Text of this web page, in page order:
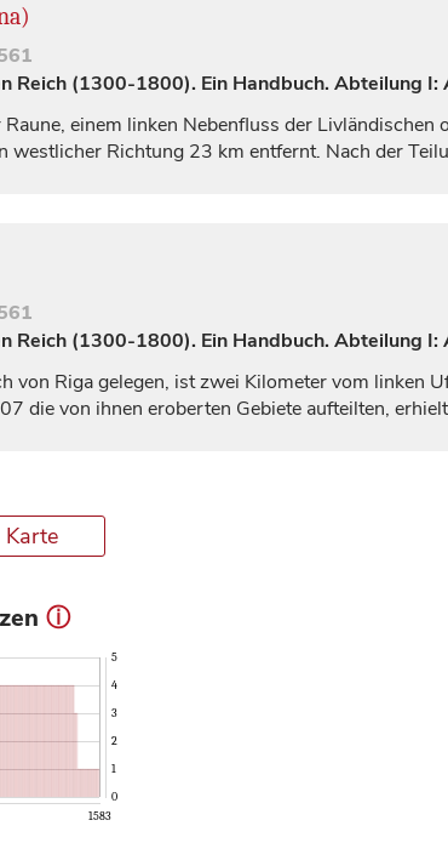
Reich (1300-1800). Ein Handbuch. Abteilung
einem linken Nebenfluss der
westlicher Richtung 23 km entfernt. Nach der
Reich (1300-1800). Ein Handbuch. Abteilung
von Rigagelegen, ist zwei Kilometer vom linken
die von ihnen eroberten Gebiete aufteilten,
Karte
ⓘ
1583
0
5
1
2
3
4